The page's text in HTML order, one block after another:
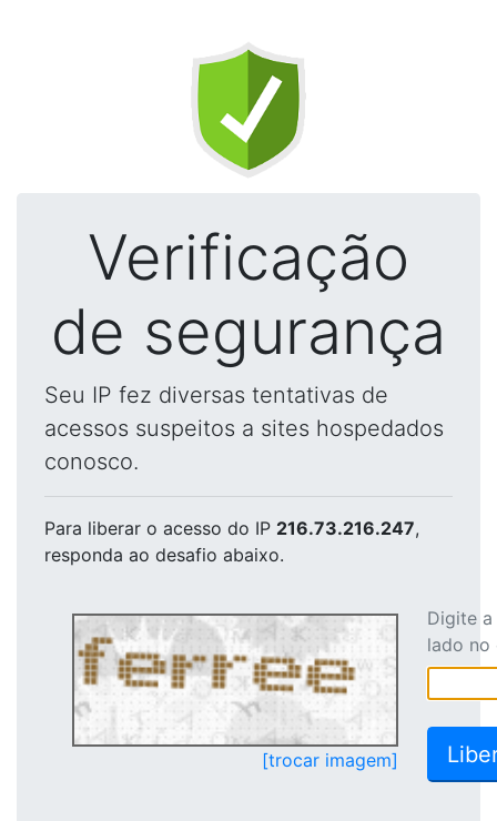
Verificação
de segurança
Seu IP fez diversas tentativas de
acessos suspeitos a sites hospedados
conosco.
Para liberar o acesso do IP 216.73.216.247,
responda ao desafio abaixo.
[trocar imagem]
Digite
lado no